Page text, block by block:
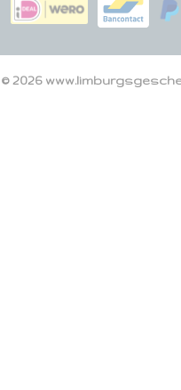
© 2026